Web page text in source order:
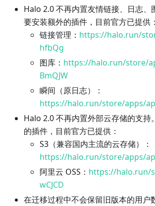
Halo 2.0 不再内置友情链接、日志、
要安装额外的插件，目前官方已提供：
链接管理： https://halo.run/
hfbQg
图库： https://halo.run/store/
BmQJW
瞬间（原日志）：
https://halo.run/store/apps/
Halo 2.0 不再内置外部云存储的支持
的插件，目前官方已提供：
S3（兼容国内主流的云存储）：
https://halo.run/store/apps/
阿里云 OSS： https://halo.run/
wCJCD
在迁移过程中不会保留旧版本的用户